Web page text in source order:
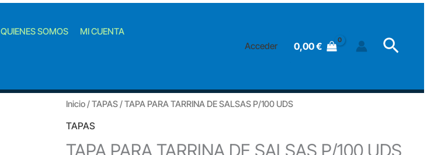
QUIENES SOMOS MI CUENTA
Acceder 0,00€
Inicio/TAPAS/ TAPA PARA TARRINA DE SALSAS P/100 UDS
TAPAS
TAPA PARA TARRINA DE SALSAS P/100 UDS
SALSAS
cantidad